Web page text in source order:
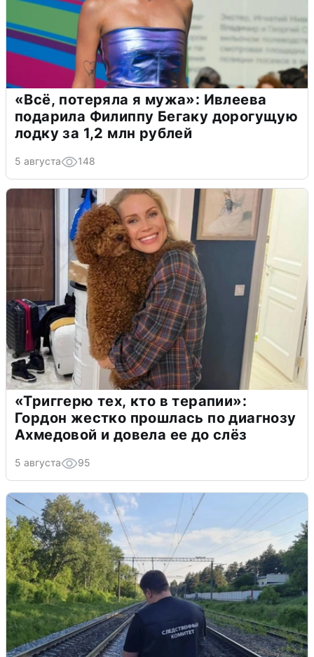
«Всё, потеряла я мужа»: Ивлеева
подарила Филиппу Бегаку дорогущую
лодку за 1,2 млн рублей
5 августа 148
«Триггерю тех, кто в терапии»:
Гордон жестко прошлась по диагнозу
Ахмедовой и довела ее до слёз
5 августа 95